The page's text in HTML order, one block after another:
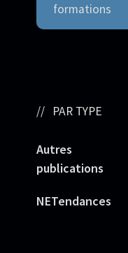
formations
PAR TYPE
Autres
publications
NETendances